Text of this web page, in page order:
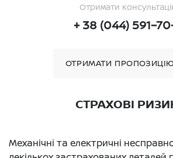
Отримати
+ 38 (044)
ОТРИМАТИ ПРОПОЗИЦІЮ
СТРАХОВІ
Механічні та електричні